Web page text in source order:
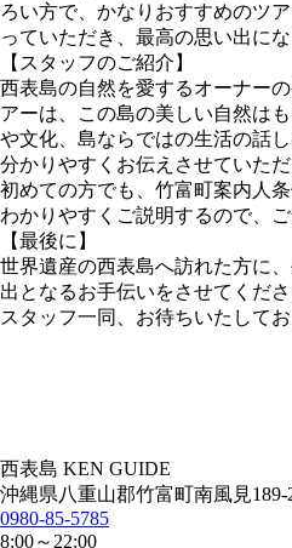
ろい方で、かなりおすすめのツ
っていただき、最高の思い出にな
【スタッフのご紹介】
西表島の自然を愛するオーナー
アーは、この島の美しい自然は
や文化、島ならではの生活の話
分かりやすくお伝えさせていただ
初めての方でも、竹富町案内人
わかりやすくご説明するので、ご
【最後に】
世界遺産の西表島へ訪れた方に
出となるお手伝いをさせてくださ
スタッフ一同、お待ちいたしてお
西表島 KEN GUIDE
沖縄県八重山郡竹富町南風見189-
0980-85-5785
8:00～22:00